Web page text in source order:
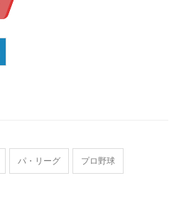
パ・リーグ プロ野球